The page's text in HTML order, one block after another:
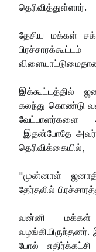
தெரிவித்துள்ளார்.
தேசிய மக்கள்
இக்கூட்டத்தில்
கலந்து கொண்டு
வேட்பாளர்களை
இதன்போதே அவர்
தெரிவிக்கையில்,
"முன்னாள்
தேர்தலில்
வன்னி மக்கள்
போல்